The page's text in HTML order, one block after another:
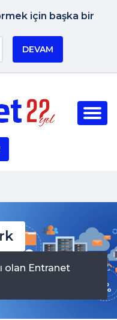
için başka bir
DEVAM
olan Entranet